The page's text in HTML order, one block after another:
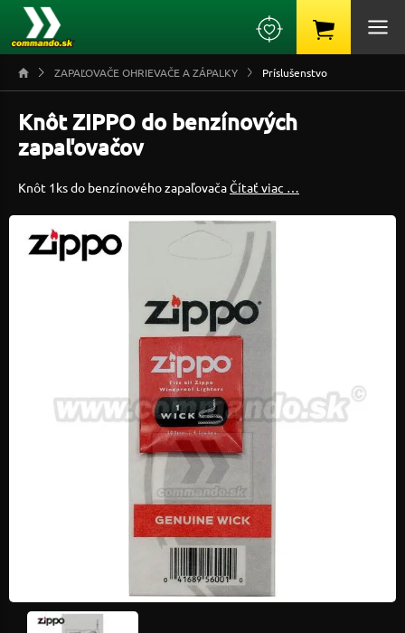
ZAPAĽOVAČE OHRIEVAČE A ZÁPALKY Príslušenstvo
Knôt ZIPPO do benzínových
zapaľovačov
Knôt 1ks do benzínového zapaľovačaČítať viac …